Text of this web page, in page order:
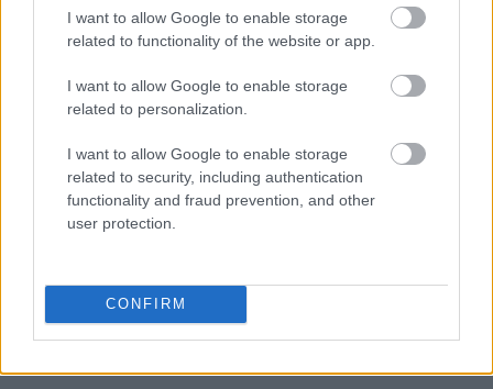
I want to allow Google to enable storage
related to functionality of the website or app.
I want to allow Google to enable storage
related to personalization.
I want to allow Google to enable storage
related to security, including authentication
functionality and fraud prevention, and other
user protection.
CONFIRM